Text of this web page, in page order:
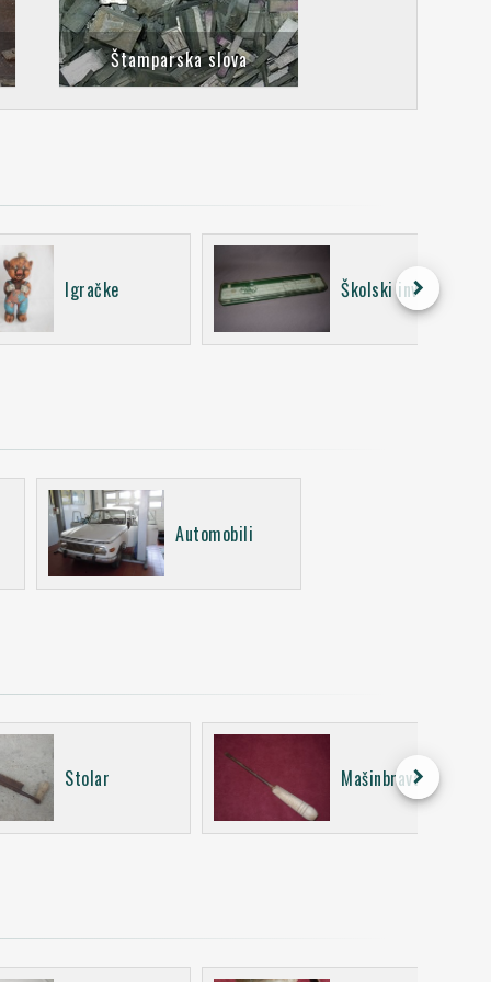
Štamparska slova
Igračke Školski inventar
keyboard_arrow_right
Automobili
Stolar Mašinbravar
keyboard_arrow_right